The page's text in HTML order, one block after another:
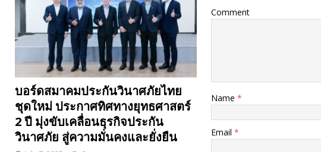
Comment
Name *
Email *
บอร์ดสมาคมประกันวินาศภัยไทย
ชุดใหม่ ประกาศทิศทางยุทธศาสตร์
2 ปี มุ่งขับเคลื่อนธุรกิจประกัน
วินาศภัย สู่ความมั่นคงและยั่งยืน